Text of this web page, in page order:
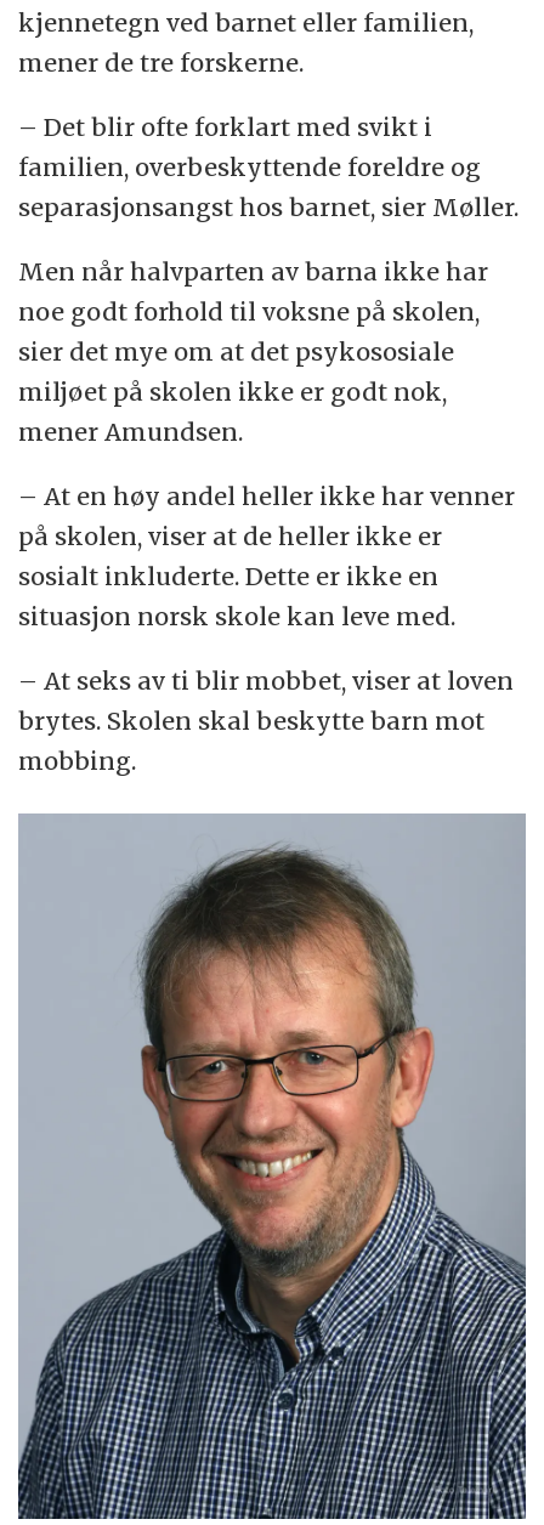
kjennetegn ved barnet eller familien,
mener de tre forskerne.
– Det blir ofte forklart med svikt i
familien, overbeskyttende foreldre og
separasjonsangst hos barnet, sier Møller.
Men når halvparten av barna ikke har
noe godt forhold til voksne på skolen,
sier det mye om at det psykososiale
miljøet på skolen ikke er godt nok,
mener Amundsen.
– At en høy andel heller ikke har venner
på skolen, viser at de heller ikke er
sosialt inkluderte. Dette er ikke en
situasjon norsk skole kan leve med.
– At seks av ti blir mobbet, viser at loven
brytes. Skolen skal beskytte barn mot
mobbing.